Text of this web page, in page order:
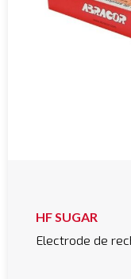
HF SUGAR
Electrode de